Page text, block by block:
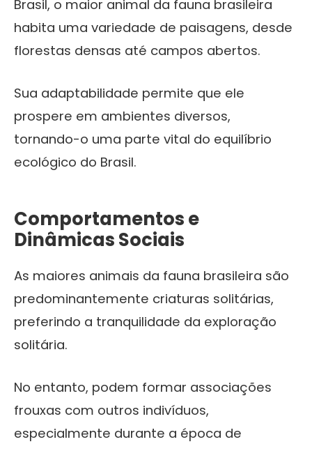
Brasil, o maior animal da fauna brasileira
habita uma variedade de paisagens, desde
florestas densas até campos abertos.
Sua adaptabilidade permite que ele
prospere em ambientes diversos,
tornando-o uma parte vital do equilíbrio
ecológico do Brasil.
Comportamentos e
Dinâmicas Sociais
As maiores animais da fauna brasileira são
predominantemente criaturas solitárias,
preferindo a tranquilidade da exploração
solitária.
No entanto, podem formar associações
frouxas com outros indivíduos,
especialmente durante a época de